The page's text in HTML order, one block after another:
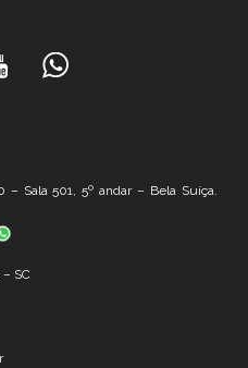
– Sala 501, 5º andar – Bela Suíça.
SC